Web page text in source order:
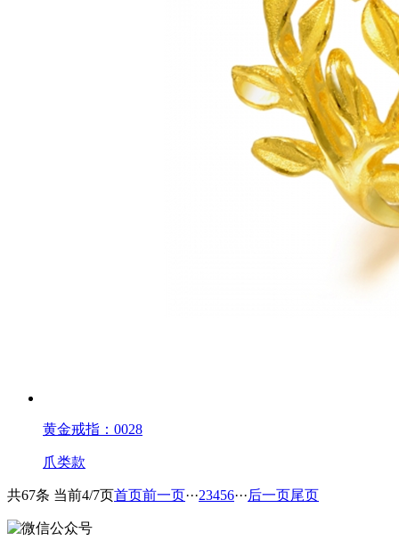
黄金戒指：0028
爪类款
共67条 当前4/7页首页前一页···23456···后一页尾页